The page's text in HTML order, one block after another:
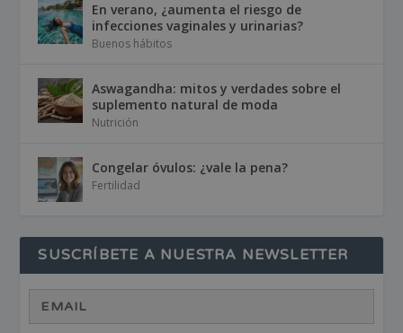
En verano, ¿aumenta el riesgo de
infecciones vaginales y urinarias?
Buenos hábitos
Aswagandha: mitos y verdades sobre el
suplemento natural de moda
Nutrición
Congelar óvulos: ¿vale la pena?
Fertilidad
SUSCRÍBETE A NUESTRA NEWSLETTER